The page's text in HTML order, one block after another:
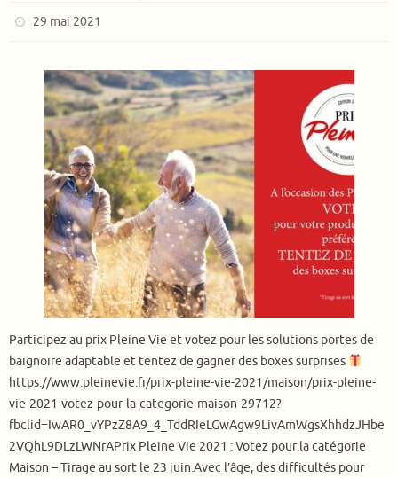
29 mai 2021
Participez au prix Pleine Vie et votez pour les solutions portes de
baignoire adaptable et tentez de gagner des boxes surprises
https://www.pleinevie.fr/prix-pleine-vie-2021/maison/prix-pleine-
vie-2021-votez-pour-la-categorie-maison-29712?
fbclid=IwAR0_vYPzZ8A9_4_TddRIeLGwAgw9LivAmWgsXhhdzJHbe
2VQhL9DLzLWNrAPrix Pleine Vie 2021 : Votez pour la catégorie
Maison – Tirage au sort le 23 juin.Avec l’âge, des difficultés pour